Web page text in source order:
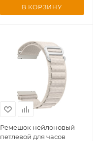
В КОРЗИНУ
Ремешок нейлоновый
петлевой для часов